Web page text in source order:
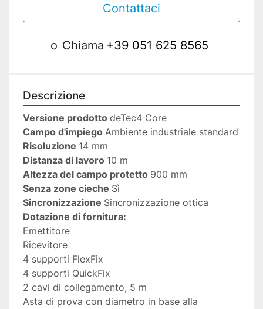
Contattaci
o Chiama +39 051 625 8565
Descrizione
Versione prodotto deTec4 Core
Campo d'impiego Ambiente industriale standard
Risoluzione 14 mm
Distanza di lavoro 10 m
Altezza del campo protetto 900 mm
Senza zone cieche Sì
Sincronizzazione Sincronizzazione ottica
Dotazione di fornitura:
Emettitore
Ricevitore
4 supporti FlexFix
4 supporti QuickFix
2 cavi di collegamento, 5 m
Asta di prova con diametro in base alla